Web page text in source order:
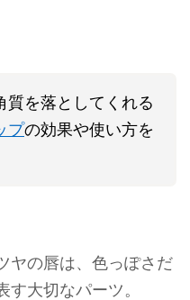
質を落としてくれる
プの効果や使い方を
ヤの唇は、色っぽさだ
大切なパーツ。